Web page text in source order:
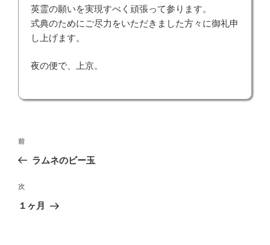
英霊の願いを実現すべく頑張って参ります。
式典のためにご尽力をいただきました方々に御礼申
し上げます。
夜の便で、上京。
投
ビ
ゲ
前
の
稿
前
ラムネのビー玉
次
の
次
１ヶ月